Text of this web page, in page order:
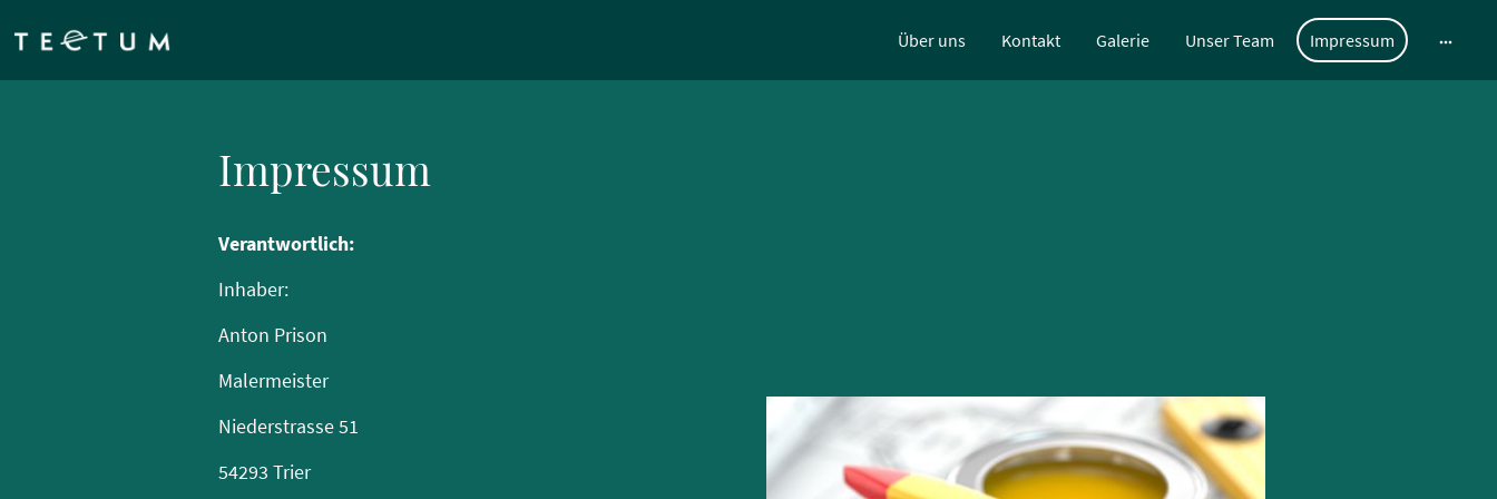
Über uns Kontakt Galerie Unser Team Impressum
Impressum
Verantwortlich:
Inhaber:
Anton Prison
Malermeister
Niederstrasse 51
54293 Trier